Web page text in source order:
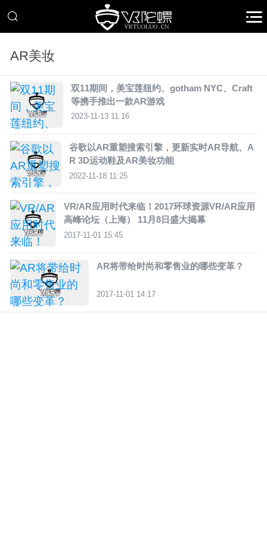
AR美妆
双11期间，美宝莲纽约、gotham NYC、Craft
等携手推出一款AR游戏
2023-11-13 11:16
谷歌以AR重塑搜索引擎，更新实时AR导航、A
R 3D运动鞋及AR美妆功能
2022-11-18 11:25
VR/AR应用时代来临！2017环球资源VR/AR应用
高峰论坛（上海） 11月8日盛大揭幕
2017-11-01 15:45
AR将带给时尚和零售业的哪些变革？
2017-11-01 14:17